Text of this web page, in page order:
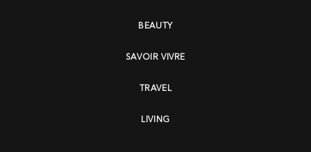
BEAUTY
SAVOIR VIVRE
TRAVEL
LIVING